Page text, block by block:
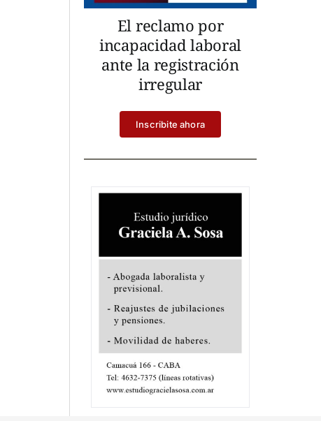
El reclamo por
incapacidad laboral
ante la registración
irregular
Inscribite ahora